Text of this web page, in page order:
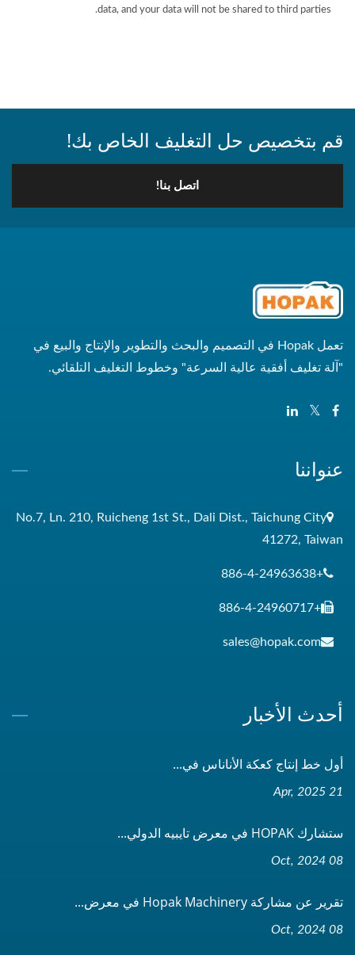
data, and your data will not be shared to third parties.
قم بتخصيص حل التغليف الخاص بك!
اتصل بنا!
تعمل Hopak في التصميم والبحث والتطوير والإنتاج والبيع في
"آلة تغليف أفقية عالية السرعة" وخطوط التغليف التلقائي.
عنواننا
No.7, Ln. 210, Ruicheng 1st St., Dali Dist., Taichung City
41272, Taiwan
+886-4-24963638
+886-4-24960717
sales@hopak.com
أحدث الأخبار
أول خط إنتاج كعكة الأناناس في...
21 Apr, 2025
ستشارك HOPAK في معرض تايبيه الدولي...
08 Oct, 2024
تقرير عن مشاركة Hopak Machinery في معرض...
08 Oct, 2024